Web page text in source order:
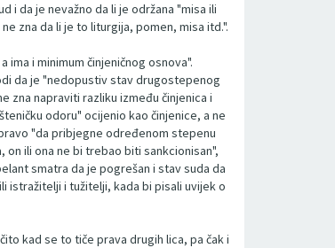
i da je nevažno da li je održana "misa ili
zna da li je to liturgija, pomen, misa itd.".
i minimum činjeničnog osnova".
da je "nedopustiv stav drugostepenog
zna napraviti razliku između činjenica i
odoru" ocijenio kao činjenice, a ne
"da pribjegne određenom stepenu
ili ona ne bi trebao biti sankcionisan",
smatra da je pogrešan i stav suda da
istražitelji i tužitelji, kada bi pisali uvijek o
kad se to tiče prava drugih lica, pa čak i